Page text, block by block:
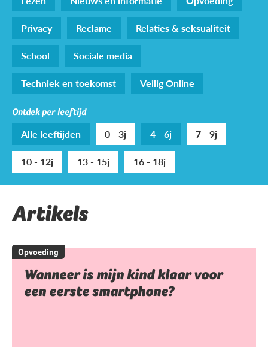
Privacy
Reclame
Relaties & seksualiteit
School
Sociale media
Techniek en toekomst
Veilig Online
Ontdek per leeftijd
Alle leeftijden 0 - 3j 4 - 6j
7 - 9j
10 - 12j
13 - 15j 16 - 18j
Artikels
Opvoeding
Wanneer is mijn kind klaar voor
een eerste smartphone?